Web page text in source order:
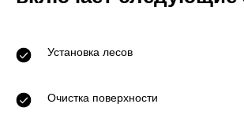
Установка лесов
Очистка поверхности